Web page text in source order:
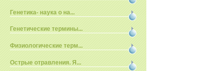
Генетика- наука о на...
Генетические термины...
Физиологические терм...
Острые отравления. Я...